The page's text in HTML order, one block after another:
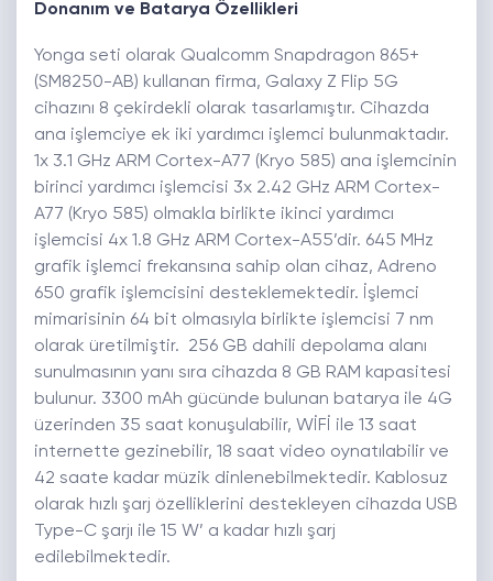
Donanım ve Batarya Özellikleri
Yonga seti olarak Qualcomm Snapdragon 865+
(SM8250-AB) kullanan firma, Galaxy Z Flip 5G
cihazını 8 çekirdekli olarak tasarlamıştır. Cihazda
ana işlemciye ek iki yardımcı işlemci bulunmaktadır.
1x 3.1 GHz ARM Cortex-A77 (Kryo 585) ana işlemcinin
birinci yardımcı işlemcisi 3x 2.42 GHz ARM Cortex-
A77 (Kryo 585) olmakla birlikte ikinci yardımcı
işlemcisi 4x 1.8 GHz ARM Cortex-A55’dir. 645 MHz
grafik işlemci frekansına sahip olan cihaz, Adreno
650 grafik işlemcisini desteklemektedir. İşlemci
mimarisinin 64 bit olmasıyla birlikte işlemcisi 7 nm
olarak üretilmiştir. 256 GB dahili depolama alanı
sunulmasının yanı sıra cihazda 8 GB RAM kapasitesi
bulunur. 3300 mAh gücünde bulunan batarya ile 4G
üzerinden 35 saat konuşulabilir, WİFİ ile 13 saat
internette gezinebilir, 18 saat video oynatılabilir ve
42 saate kadar müzik dinlenebilmektedir. Kablosuz
olarak hızlı şarj özelliklerini destekleyen cihazda USB
Type-C şarjı ile 15 W’ a kadar hızlı şarj
edilebilmektedir.